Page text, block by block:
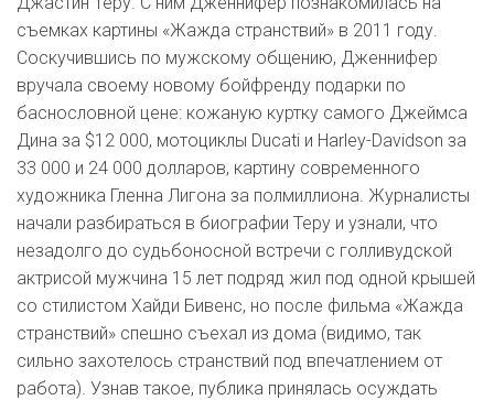
съемках картины «Жажда странствий» в 2011 году.
Соскучившись по мужскому общению, Дженнифер
вручала своему новому бойфренду подарки по
баснословной цене: кожаную куртку самого Джеймса
Дина за $12 000, мотоциклы Ducati и Harley-Davidson за
33 000 и 24 000 долларов, картину современного
художника Гленна Лигона за полмиллиона. Журналисты
начали разбираться в биографии Теру и узнали, что
незадолго до судьбоносной встречи с голливудской
актрисой мужчина 15 лет подряд жил под одной крышей
со стилистом Хайди Бивенс, но после фильма «Жажда
странствий» спешно съехал из дома (видимо, так
сильно захотелось странствий под впечатлением от
работа). Узнав такое, публика принялась осуждать